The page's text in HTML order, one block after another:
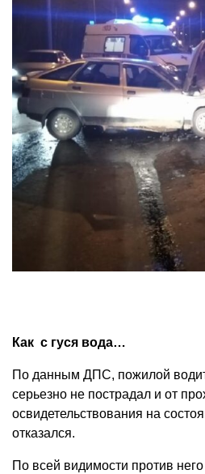
Как с гуся вода…
По данным ДПС, пожилой
серьезно не пострадал и от
освидетельствования на
отказался.
По всей видимости против